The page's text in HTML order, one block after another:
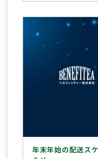
年末年始の配送ス